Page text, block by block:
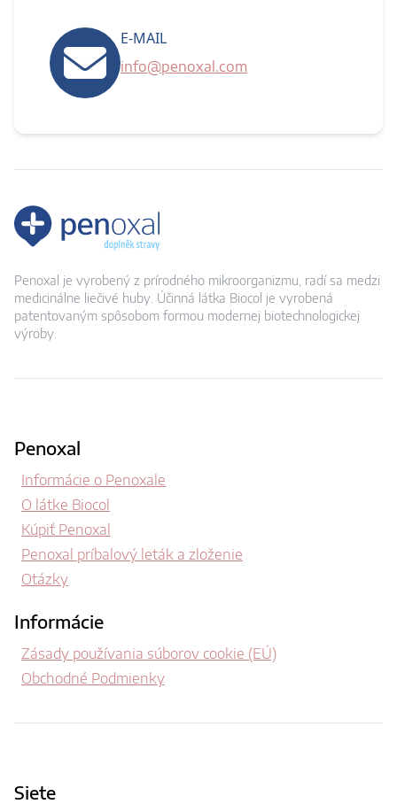
E-MAIL
info@penoxal.com
Penoxal je vyrobený z prírodného mikroorganizmu, radí sa medzi
medicinálne liečivé huby. Účinná látka Biocol je vyrobená
patentovaným spôsobom formou modernej biotechnologickej
výroby.
Penoxal
Informácie o Penoxale
O látke Biocol
Kúpiť Penoxal
Penoxal príbalový leták a zloženie
Otázky
Informácie
Zásady používania súborov cookie (EÚ)
Obchodné Podmienky
Siete